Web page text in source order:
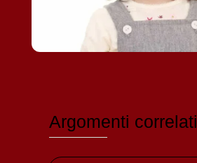
Argomenti correlati